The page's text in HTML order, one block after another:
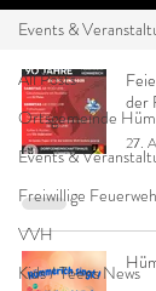
All Posts
Ortsgemeinde
Events &
Freiwillige
VVH
Kids / Teens News
Events &
der
27.